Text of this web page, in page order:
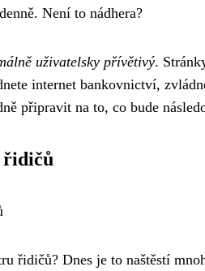
Není to nádhera?
uživatelsky přívětivý.
internet bankovnictví,
připravit na to, co bude
řidičů
řidičů? Dnes je to naštěstí